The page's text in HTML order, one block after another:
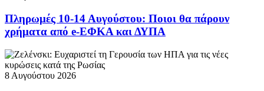
Πληρωμές 10-14 Αυγούστου: Ποιοι θα πάρουν
χρήματα από e-ΕΦΚΑ και ΔΥΠΑ
8 Αυγούστου 2026